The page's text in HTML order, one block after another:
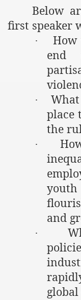
Below
first speaker
·
end
·
place
the
·
and
·
global
of the Khilafah
ut-Tahrir